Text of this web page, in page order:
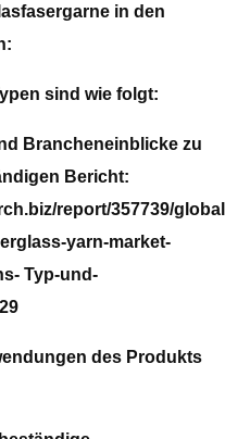
in den
sind wie folgt:
Brancheneinblicke zu
Bericht:
report/357739/
yarn-market-
Typ-und-
des Produkts